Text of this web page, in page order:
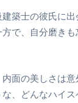
築士の彼氏に出
で、自分磨き
面の美しさは意
、どんなハイ